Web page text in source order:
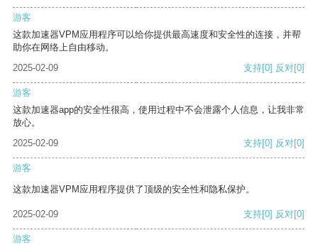
游客
这款加速器VPM应用程序可以给你提供最高速度和安全性的连接，并帮
助你在网络上自由移动。
2025-02-09
支持[0] 反对[0]
游客
这款加速器app的安全性很高，使用过程中不会泄露个人信息，让我非常
放心。
2025-02-09
支持[0] 反对[0]
游客
这款加速器VPM应用程序提供了顶级的安全性和隐私保护。
2025-02-09 支持[0] 反对[0]
游客